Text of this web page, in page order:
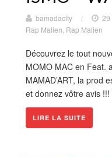
bamadacity / 29
Rap Malien Rap Malien
Découvrez le tout
MOMO MAC en Feat.
MAMAD’ART, la prod
et donnez vôtre avis !!!
LIRE LA SUITE